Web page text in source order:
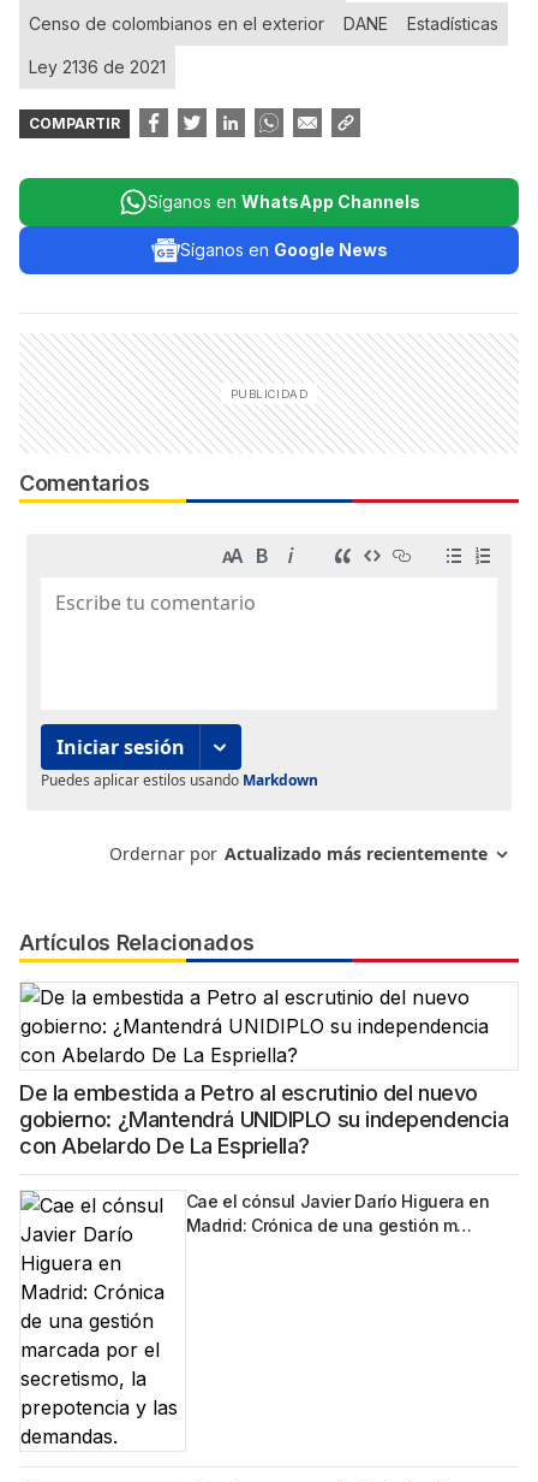
Censo de colombianos en el exterior DANE Estadísticas
Ley 2136 de 2021
COMPARTIR
Síganos en WhatsApp Channels
Síganos en Google News
Comentarios
Artículos Relacionados
De la embestida a Petro al escrutinio del nuevo
gobierno: ¿Mantendrá UNIDIPLO su independencia
con Abelardo De La Espriella?
Cae el cónsul Javier Darío Higuera en
Madrid: Crónica de una gestión m…